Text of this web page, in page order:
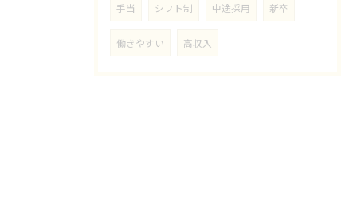
手当 シフト制 中途採用 新卒
働きやすい 高収入